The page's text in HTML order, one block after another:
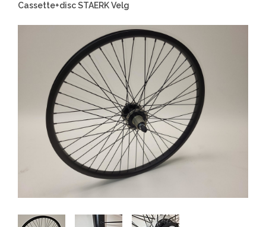
Cassette+disc STAERK Velg